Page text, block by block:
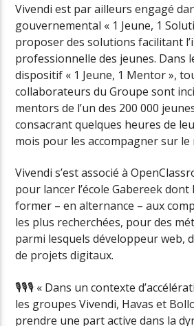
Vivendi est par ailleurs engagé
gouvernemental « 1 Jeune, 1
proposer des solutions facilitant
professionnelle des jeunes. Dans
dispositif « 1 Jeune, 1 Mentor »,
collaborateurs du Groupe sont
mentors de l’un des 200 000
consacrant quelques heures de
mois pour les accompagner sur le
Vivendi s’est associé à
pour lancer l’école Gabereek dont
former – en alternance – aux
les plus recherchées, pour des
parmi lesquels développeur web,
de projets digitaux.
🎙🎙🎙 « Dans un contexte
les groupes Vivendi, Havas et
prendre une part active dans la